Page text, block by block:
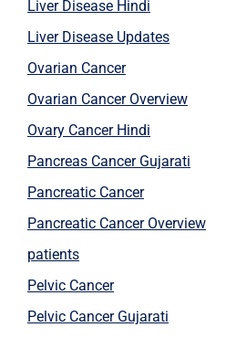
Liver Disease Hindi
Liver Disease Updates
Ovarian Cancer
Ovarian Cancer Overview
Ovary Cancer Hindi
Pancreas Cancer Gujarati
Pancreatic Cancer
Pancreatic Cancer Overview
patients
Pelvic Cancer
Pelvic Cancer Gujarati